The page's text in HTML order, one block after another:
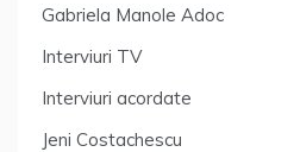
Gabriela Manole Adoc
Interviuri TV
Interviuri acordate
Jeni Costachescu